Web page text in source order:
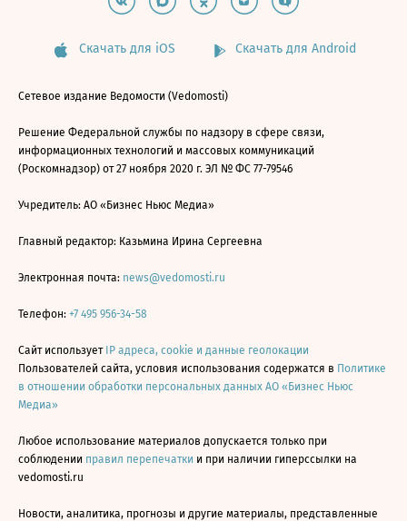
Скачать для iOS Скачать для Android
Сетевое издание Ведомости (Vedomosti)
Решение Федеральной службы по надзору в сфере связи,
информационных технологий и массовых коммуникаций
(Роскомнадзор) от 27 ноября 2020 г. ЭЛ № ФС 77-79546
Учредитель: АО «Бизнес Ньюс Медиа»
Главный редактор: Казьмина Ирина Сергеевна
Электронная почта: news@vedomosti.ru
Телефон: +7 495 956-34-58
Сайт использует IP адреса, cookie и данные геолокации
Пользователей сайта, условия использования содержатся в Политике
в отношении обработки персональных данных АО «Бизнес Ньюс
Медиа»
Любое использование материалов допускается только при
соблюдении правил перепечатки и при наличии гиперссылки на
vedomosti.ru
Новости, аналитика, прогнозы и другие материалы, представленные